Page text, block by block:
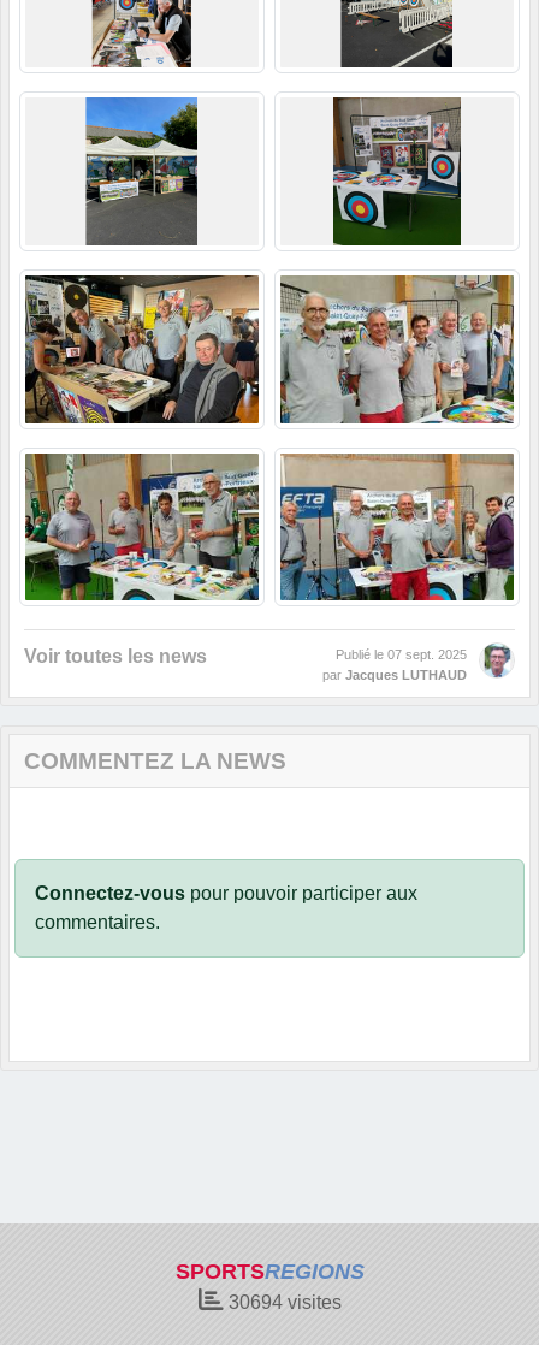
Voir toutes les news Publié le 07 sept. 2025
par Jacques LUTHAUD
COMMENTEZ LA NEWS
Connectez-vous pour pouvoir participer aux
commentaires.
SPORTSREGIONS
30694visites